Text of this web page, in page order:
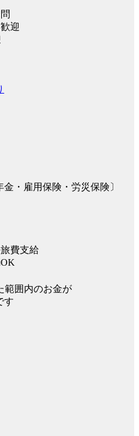
迎
金・雇用保険・労災保険〕
費支給
範囲内のお金が
す